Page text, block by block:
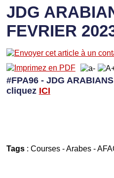
JDG
FEVRIER
#FPA96 - JDG
cliquez ICI
Tags: Courses-Arabes-